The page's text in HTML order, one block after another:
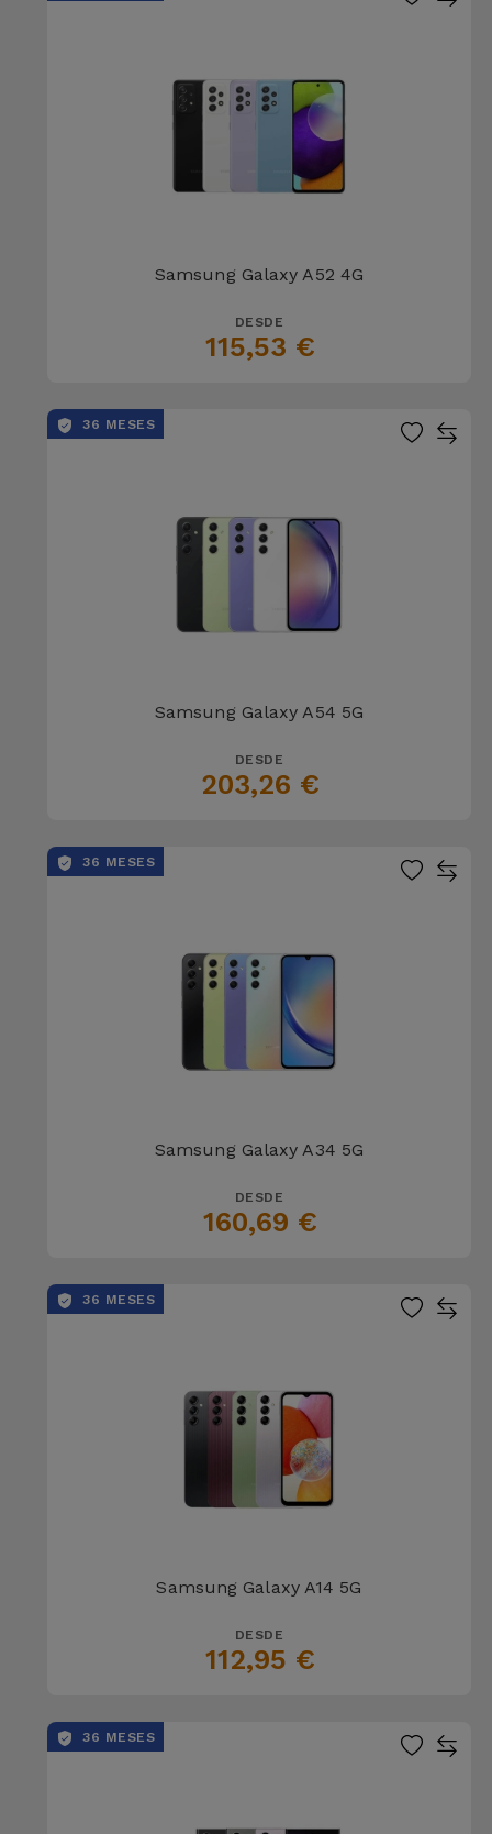
Samsung Galaxy A52 4G
DESDE
115,53 €
36 MESES
Samsung Galaxy A54 5G
DESDE
203,26 €
36 MESES
Samsung Galaxy A34 5G
DESDE
160,69 €
36 MESES
Samsung Galaxy A14 5G
DESDE
112,95 €
36 MESES